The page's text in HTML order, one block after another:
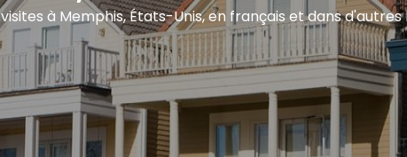
à Memphis, États-Unis, en français et dans d'autres